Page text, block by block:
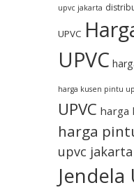
upvc jakarta
UPVC
UPVC
harga kusen pintu
UPVC harga
harga
upvc jakarta
Jendela